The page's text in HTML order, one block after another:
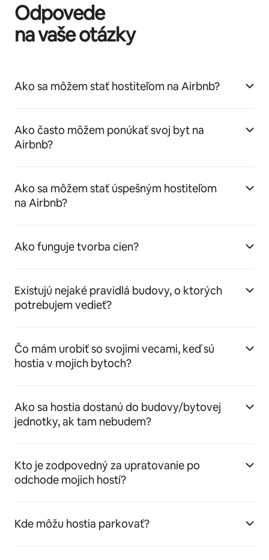
Odpovede
na vaše otázky
Ako sa môžem stať hostiteľom na Airbnb?
Ako často môžem ponúkať svoj byt na
Airbnb?
Ako sa môžem stať úspešným hostiteľom
na Airbnb?
Ako funguje tvorba cien?
Existujú nejaké pravidlá budovy, o ktorých
potrebujem vedieť?
Čo mám urobiť so svojimi vecami, keď sú
hostia v mojich bytoch?
Ako sa hostia dostanú do budovy/bytovej
jednotky, ak tam nebudem?
Kto je zodpovedný za upratovanie po
odchode mojich hostí?
Kde môžu hostia parkovať?